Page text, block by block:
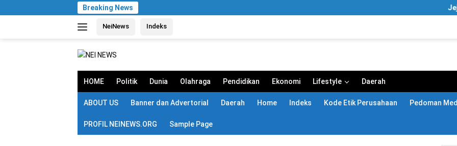
ke
Breaking News Jejak
NeiNews Indeks
HOME Politik Dunia Olahraga Pendidikan Ekonomi Lifestyle Daerah
ABOUT US Banner dan Advertorial Daerah Home Indeks Kode Etik Perusahaan Pedoman
PROFIL NEINEWS.ORG Sample Page